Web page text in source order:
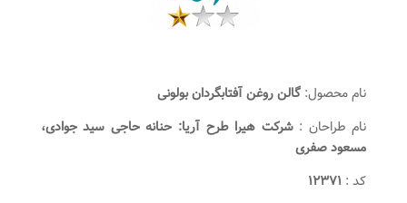
نام محصول: گالن روغن آفتابگردان بولونی
نام طراحان :شرکت هیرا طرح آریا: حنانه حاجی سید جوادی،
مسعود صفری
کد : ۱۲۳۷۱